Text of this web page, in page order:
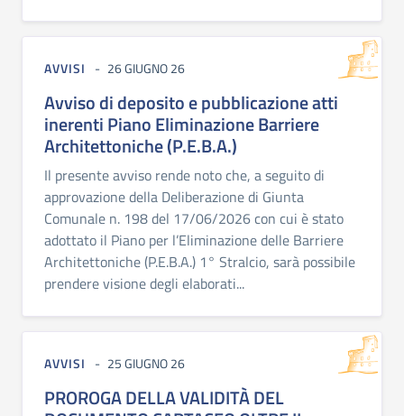
AVVISI 26 GIUGNO 26
Avviso di deposito e pubblicazione atti
inerenti Piano Eliminazione Barriere
Architettoniche (P.E.B.A.)
Il presente avviso rende noto che, a seguito di
approvazione della Deliberazione di Giunta
Comunale n. 198 del 17/06/2026 con cui è stato
adottato il Piano per l’Eliminazione delle Barriere
Architettoniche (P.E.B.A.) 1° Stralcio, sarà possibile
prendere visione degli elaborati...
AVVISI 25 GIUGNO 26
PROROGA DELLA VALIDITÀ DEL